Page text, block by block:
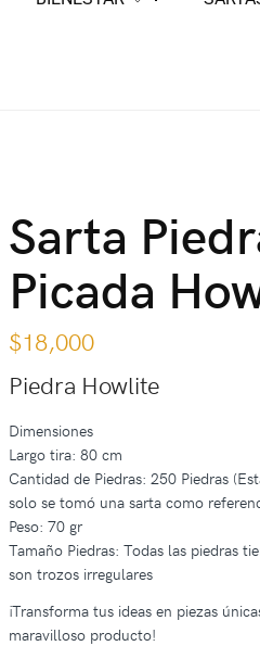
Sarta
Picada
$18,000
Piedra Howlite
Dimensiones
Largo tira: 80 cm
Cantidad de Piedras: 250 Piedras
solo se tomó una sarta como
Peso: 70 gr
Tamaño Piedras: Todas las piedras
son trozos irregulares
¡Transforma tus ideas en piezas
maravilloso producto!